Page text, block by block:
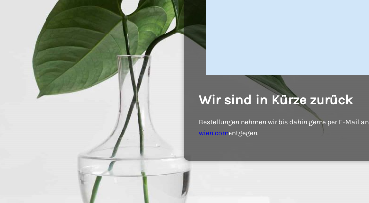
Wir sind in Kürze zurück
Bestellungen nehmen wir bis dahin gerne per E-Mail an
wien.comentgegen.